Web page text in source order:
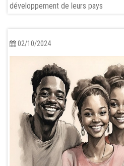
développement de leurs pays
02/10/2024